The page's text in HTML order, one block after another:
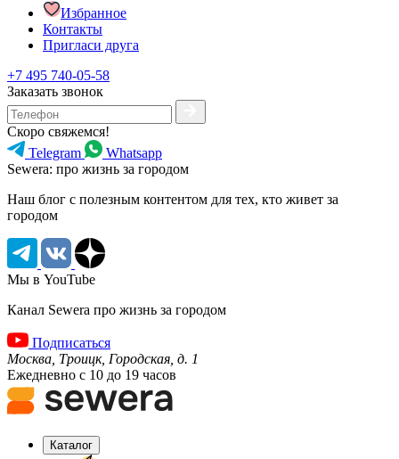
Избранное
Контакты
Пригласи друга
+7 495 740-05-58
Заказать звонок
Скоро свяжемся!
Telegram
Whatsapp
Sewera: про жизнь за городом
Наш блог c полезным контентом для тех, кто живет за
городом
Мы в YouTube
Канал Sewera про жизнь за городом
Подписаться
Москва, Троицк, Городская, д. 1
Ежедневно с 10 до 19 часов
Каталог